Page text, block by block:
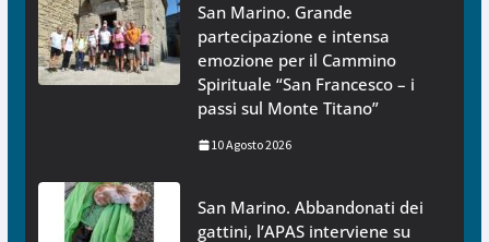
San Marino. Grande
partecipazione e intensa
emozione per il Cammino
Spirituale “San Francesco – i
passi sul Monte Titano”
10 Agosto 2026
San Marino. Abbandonati dei
gattini, l’APAS interviene su